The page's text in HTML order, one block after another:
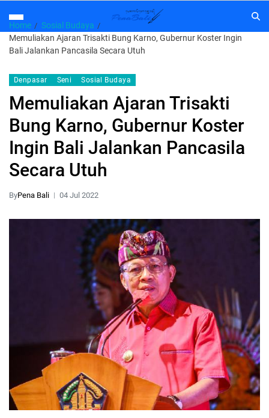
Home
Sosial Budaya
Memuliakan Ajaran Trisakti Bung Karno, Gubernur Koster Ingin
Bali Jalankan Pancasila Secara Utuh
Denpasar Seni Sosial Budaya
Memuliakan Ajaran Trisakti
Bung Karno, Gubernur Koster
Ingin Bali Jalankan Pancasila
Secara Utuh
ByPena Bali 04 Jul 2022